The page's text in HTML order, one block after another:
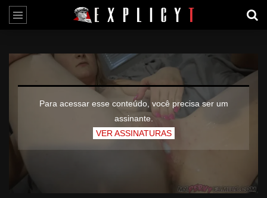
Para acessar esse conteúdo, você precisa ser um
assinante.
VER ASSINATURAS